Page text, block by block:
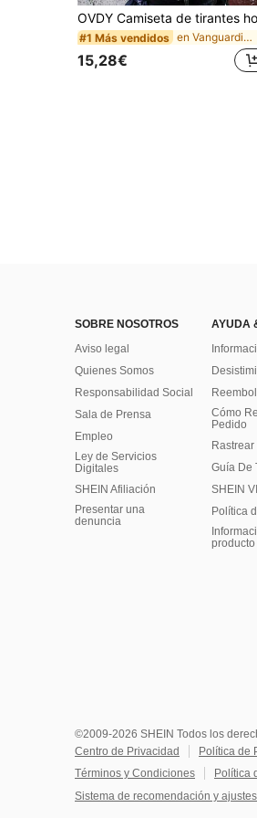
#1 Más vendidos en Vanguardia - Ropa urbana de hip-hop Camisetas s
15,28€
SOBRE NOSOTROS
Aviso legal
Quienes Somos
Responsabilidad Social
Sala de Prensa
Empleo
Ley de Servicios
Digitales
SHEIN Afiliación
Presentar una
denuncia
AYUDA
Cómo
Pedido
Guía De
SHEIN
Política
producto
©2009-2026 SHEIN Todos los
Centro de Privacidad
Política de
Términos y Condiciones
Política
Sistema de recomendación y